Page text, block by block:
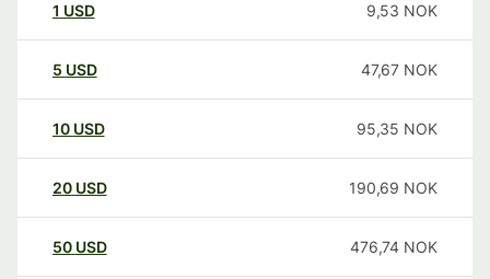
1 USD 9,53 NOK
5 USD 47,67 NOK
10 USD 95,35 NOK
20 USD 190,69 NOK
50 USD 476,74 NOK